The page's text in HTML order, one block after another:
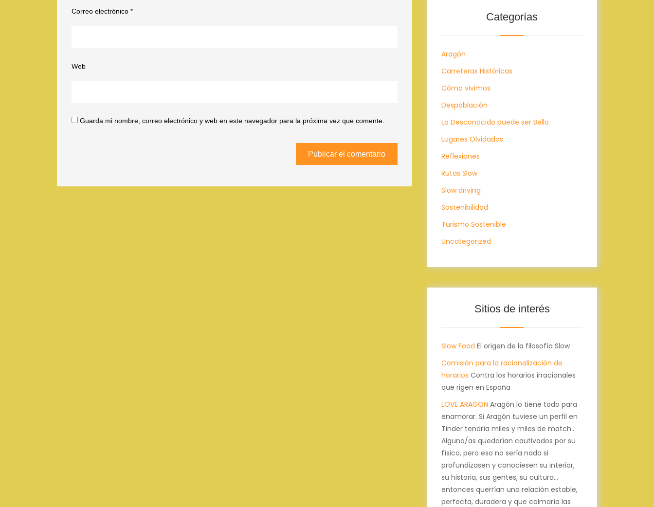
Correo electrónico *
Web
Guarda mi nombre, correo electrónico y web en este navegador para la próxima vez que comente.
Categorías
Aragón
Carreteras Históricas
Cómo vivimos
Despoblación
Lo Desconocido puede ser Bello
Lugares Olvidados
Reflexiones
Rutas Slow
Slow driving
Sostenibilidad
Turismo Sostenible
Uncategorized
Sitios de interés
Slow Food El origen de la filosofía Slow
Comisión para la racionalización de
horarios Contra los horarios irracionales
que rigen en España
LOVE ARAGON Aragón lo tiene todo para
enamorar. Si Aragón tuviese un perfil en
Tinder tendría miles y miles de match...
Alguno/as quedarían cautivados por su
físico, pero eso no sería nada si
profundizasen y conociesen su interior,
su historia, sus gentes, su cultura...
entonces querrían una relación estable,
perfecta, duradera y que colmaría las